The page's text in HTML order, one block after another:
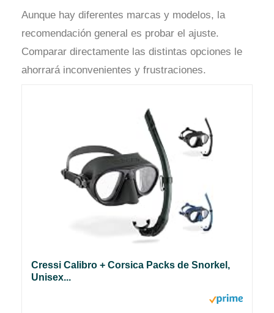
Aunque hay diferentes marcas y modelos, la
recomendación general es probar el ajuste.
Comparar directamente las distintas opciones le
ahorrará inconvenientes y frustraciones.
Cressi Calibro + Corsica Packs de Snorkel,
Unisex...